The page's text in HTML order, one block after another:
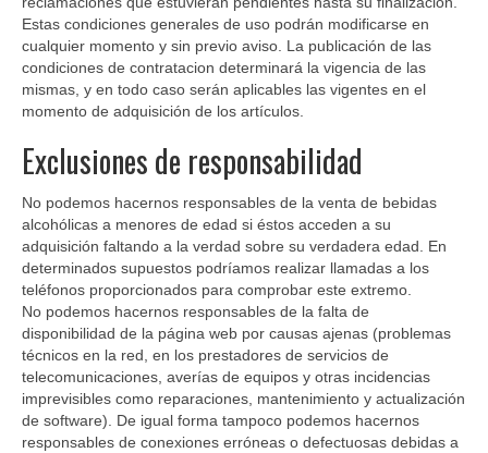
Estas condiciones generales de uso podrán modificarse en
cualquier momento y sin previo aviso. La publicación de las
condiciones de contratacion determinará la vigencia de las
mismas, y en todo caso serán aplicables las vigentes en el
momento de adquisición de los artículos.
Exclusiones de responsabilidad
No podemos hacernos responsables de la venta de bebidas
alcohólicas a menores de edad si éstos acceden a su
adquisición faltando a la verdad sobre su verdadera edad. En
determinados supuestos podríamos realizar llamadas a los
teléfonos proporcionados para comprobar este extremo.
No podemos hacernos responsables de la falta de
disponibilidad de la página web por causas ajenas (problemas
técnicos en la red, en los prestadores de servicios de
telecomunicaciones, averías de equipos y otras incidencias
imprevisibles como reparaciones, mantenimiento y actualización
de software). De igual forma tampoco podemos hacernos
responsables de conexiones erróneas o defectuosas debidas a